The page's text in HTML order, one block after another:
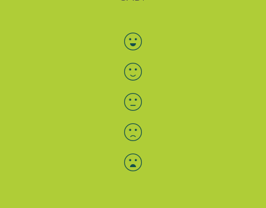
Bewertung auswählen